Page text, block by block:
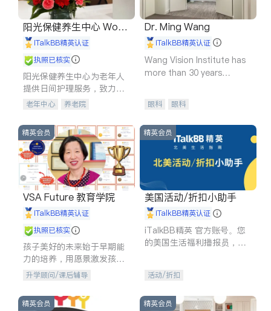
阳光保健养生中心 World
shine
iTalkBB精英认证
执照已核实
阳光保健养生中心为老年人
提供日间护理服务，致力于
通过持续的护理创新来有效
老年中心 养老院
Dr. Ming Wang
iTalkBB精英认证
Wang Vision Institute has
more than 30 years
眼科 眼科
精英会员
VSA Future 教育学院
iTalkBB精英认证
执照已核实
孩子美好的未来始于早期能
力的培养，用愿景激发孩子
的学习潜力和动力。理念：
石。
升学顾问/课后辅导
精英会员
美国活动/折扣小助手
iTalkBB精英认证
iTalkBB精英 官方账号。您
的美国生活福利播报员，精
专属福利。
活动/折扣
精英会员 精英会员